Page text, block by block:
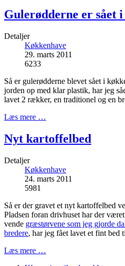
Gulerødderne er sået
Detaljer
Køkkenhave
29. marts 2011
6233
Så er gulerødderne blevet sået i
jorden op med klar plastik, har jeg
lavet 2 rækker, en traditionel og en
Læs mere …
Nyt kartoffelbed
Detaljer
Køkkenhave
24. marts 2011
5981
Så er der gravet et nyt kartoffelbed
Pladsen foran drivhuset har der
vende græstørvene som jeg gjorde
bredere, har jeg fået lavet et fint bed
Læs mere …